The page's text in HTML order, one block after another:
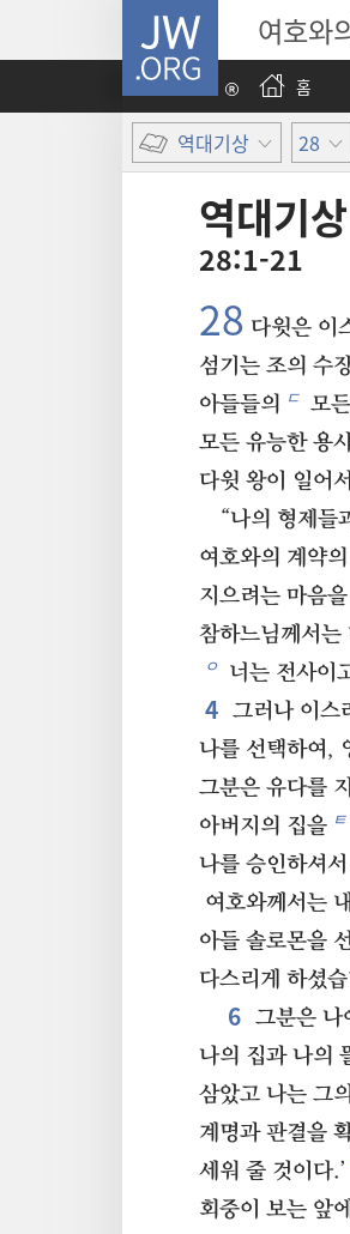
JW.ORG 여호와
홈
역대기상 28
역대기상
28:1-21
28 다윗은 이
섬기는 조의 수
아들들의 ㄷ 모
모든 유능한 용
다윗 왕이 일어
“나의 형제들
여호와의 계약
지으려는 마음
참하느님께서는
ㅇ 너는 전사이
4 그러나 이스
나를 선택하여,
그분은 유다를
아버지의 집을 ㅌ
나를 승인하셔
여호와께서는
아들 솔로몬을
다스리게 하셨
6 그분은 나
나의 집과 나의
삼았고 나는 그
계명과 판결을
세워 줄 것이다.’
회중이 보는 앞